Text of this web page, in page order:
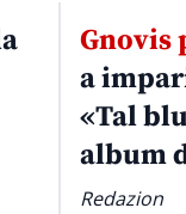
Gnovis
a
«Tal
album
Redazion